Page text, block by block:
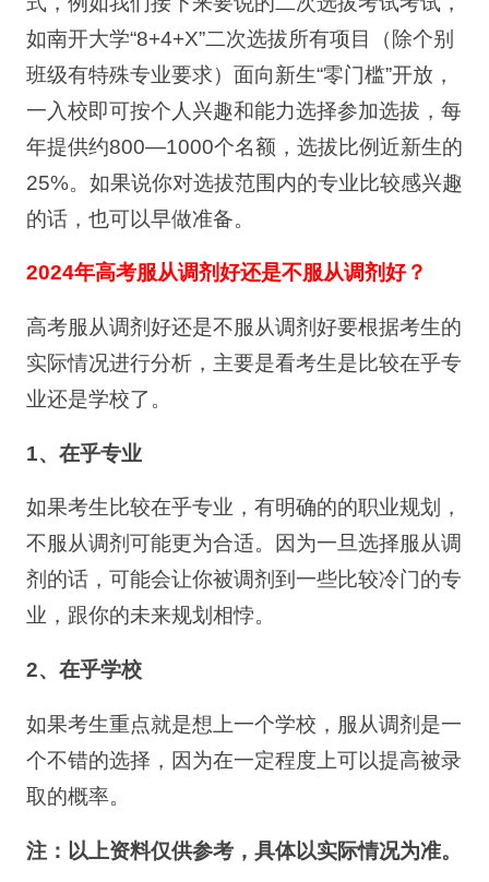
如南开大学“8+4+X”二次选拔所有项目（除个别
班级有特殊专业要求）面向新生“零门槛”开放，
一入校即可按个人兴趣和能力选择参加选拔，每
年提供约800—1000个名额，选拔比例近新生的
25%。如果说你对选拔范围内的专业比较感兴趣
的话，也可以早做准备。
2024年高考服从调剂好还是不服从调剂好？
高考服从调剂好还是不服从调剂好要根据考生的
实际情况进行分析，主要是看考生是比较在乎专
业还是学校了。
1、在乎专业
如果考生比较在乎专业，有明确的的职业规划，
不服从调剂可能更为合适。因为一旦选择服从调
剂的话，可能会让你被调剂到一些比较冷门的专
业，跟你的未来规划相悖。
2、在乎学校
如果考生重点就是想上一个学校，服从调剂是一
个不错的选择，因为在一定程度上可以提高被录
取的概率。
注：以上资料仅供参考，具体以实际情况为准。